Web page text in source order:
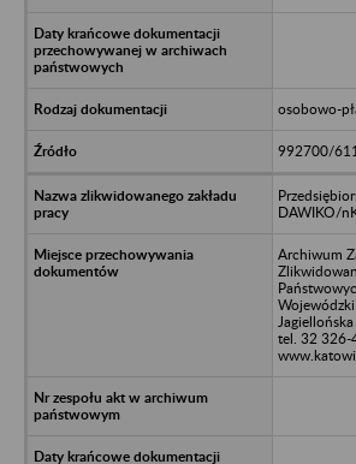
osobowo-
992700/
DAWIKO/
Archiwum
tel. 32 326-